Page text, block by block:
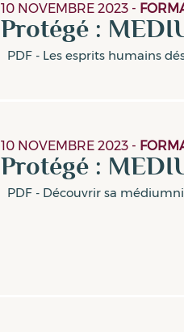
10 NOVEMBRE 2023 -
Protégé :
PDF - Les esprits humains
10 NOVEMBRE 2023 -
Protégé :
PDF - Découvrir sa